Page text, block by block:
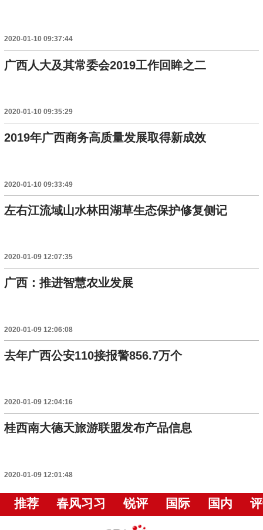
2020-01-10 09:37:44
广西人大及其常委会2019工作回眸之二
2020-01-10 09:35:29
2019年广西商务高质量发展取得新成效
2020-01-10 09:33:49
左右江流域山水林田湖草生态保护修复侧记
2020-01-09 12:07:35
广西：推进智慧农业发展
2020-01-09 12:06:08
去年广西公安110接报警856.7万个
2020-01-09 12:04:16
桂西南大德天旅游联盟发布产品信息
2020-01-09 12:01:48
推荐 春风习习 锐评 国际 国内